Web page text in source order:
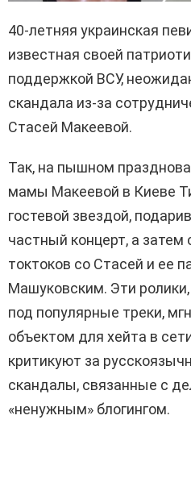
40-летняя украинская
известная своей
поддержкой ВСУ,
скандала из-за
Стасей Макеевой.
Так, на пышном
мамы Макеевой в Киеве
гостевой звездой,
частный концерт, а затем
токтоков со Стасей и ее
Машуковским. Эти
под популярные треки,
объектом для хейта в
критикуют за
скандалы, связанные с
«ненужным» блогингом.